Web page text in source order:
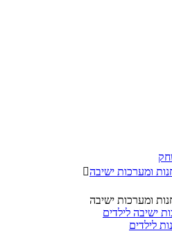
ומערכות ישיבה
ומערכות ישיבה
ישיבה לילדים
לילדים